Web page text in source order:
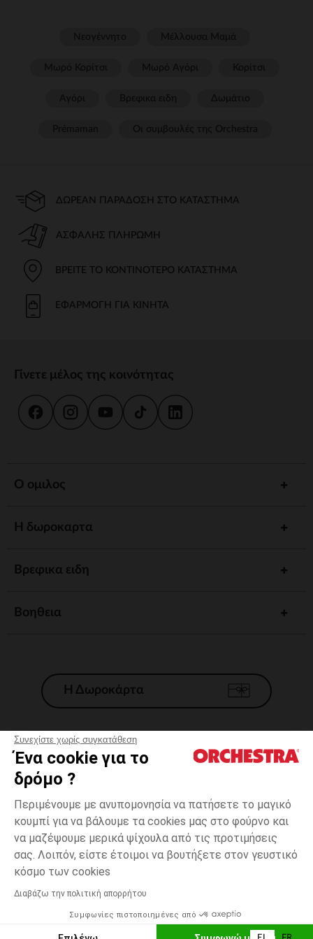
Συνεχίστε χωρίς συγκατάθεση
Ένα cookie για το
δρόμο ?
Περιμένουμε με ανυπομονησία να πατήσετε το μαγικό
κουμπί για να βάλουμε τα cookies μας στο φούρνο και
να μαζέψουμε μερικά ψίχουλα από τις προτιμήσεις
σας. Λοιπόν, είστε έτοιμοι να βουτήξετε στον γευστικό
κόσμο των cookies
Διαβάζω την πολιτική απορρήτου
Συμφωνίες πιστοποιημένες από
Ροζ
one
Δυνατότητα πληρωμής με
ΠΡΟΣΘΉΚΗ ΣΤΟ ΚΑΛΆΘΙ
ΔΩΡΕΆΝ ΠΑΡΆΔΟΣΗ ΣΤΟ ΚΑΤΆΣΤΗΜΑ
ΑΣΦΑΛΉΣ ΠΛΗΡΩΜΉ
ΒΡΕΊΤΕ ΤΟ ΚΟΝΤΙΝΌΤΕΡΟ ΚΑΤΆΣΤΗΜΑ
ΕΦΑΡΜΟΓΉ ΓΙΑ ΚΙΝΗΤΆ
Γίνετε μέλος της κοινότητας
Ο ομιλος
Η δωροκαρτα
Βρεφικα ειδη
Βοηθεια
Η Δωροκάρτα
Γενικοί 'Οροι Πώλησης
*Εμπορικες προσφορες
Προσωπικά δεδομένα
Διαχείρηση των cookies
Προσβασιμότητα: μη συμμορφούμενη
H Orchestra συμμετέχει στον κωδικά δεοντολογίας και στο σύστημα
μεσολάβησης της Γαλλικής Ομοσπονδίας Ηλεκτρονικού Εμπορίου.